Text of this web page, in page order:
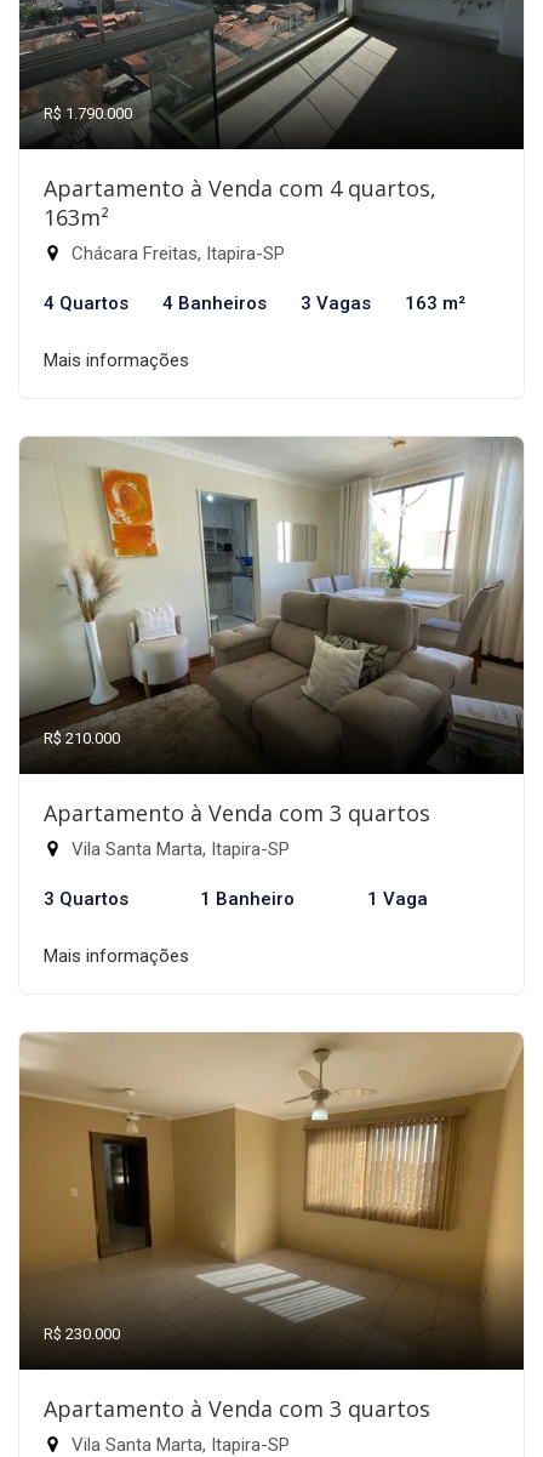
R$ 1.790.000
Apartamento à Venda com 4 quartos,
163m²
Chácara Freitas, Itapira-SP
4 Quartos 4 Banheiros 3 Vagas 163 m²
Mais informações
R$ 210.000
Apartamento à Venda com 3 quartos
Vila Santa Marta, Itapira-SP
3 Quartos 1 Banheiro 1 Vaga
Mais informações
R$ 230.000
Apartamento à Venda com 3 quartos
Vila Santa Marta, Itapira-SP